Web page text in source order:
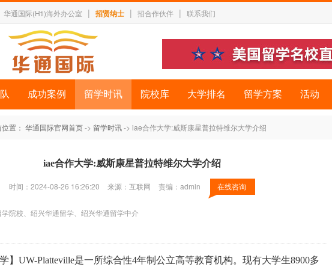
华通国际(Hti)海外办公室 | 招贤纳士 | 招合作伙伴 | 联系我们
成功案例 留学时讯 院校库 大学排名 留学方案 活动
置： 华通国际官网首页-> 留学时讯-> iae合作大学:威斯康星普拉特维尔大学介绍
iae合作大学:威斯康星普拉特维尔大学介绍
时间：2024-08-26 16:26:20 来源：互联网 责编：admin 在线咨询
院校、绍兴华通留学、绍兴华通留学中介
】UW-Platteville是一所综合性4年制公立高等教育机构。现有大学生8900多